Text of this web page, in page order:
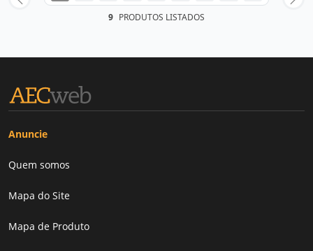
9 PRODUTOS LISTADOS
Anuncie
Quem somos
Mapa do Site
Mapa de Produto